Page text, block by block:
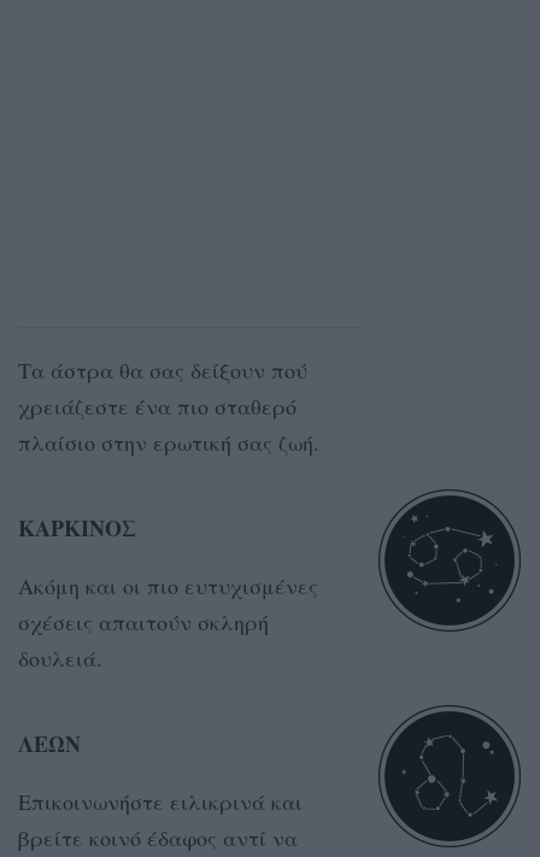
Τα άστρα θα σας δείξουν πού
χρειάζεστε ένα πιο σταθερό
πλαίσιο στην ερωτική σας ζωή.
ΚΑΡΚΙΝΟΣ
Ακόμη και οι πιο ευτυχισμένες
σχέσεις απαιτούν σκληρή
δουλειά.
ΛΕΩΝ
Επικοινωνήστε ειλικρινά και
βρείτε κοινό έδαφος αντί να